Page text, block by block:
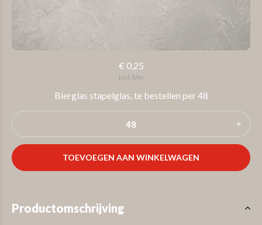
€ 0,25
Incl. btw
Bierglas stapelglas, te bestellen per 48
TOEVOEGEN AAN WINKELWAGEN
Productomschrijving